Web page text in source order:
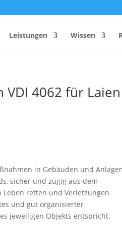
Leistungen Wissen
Rechner
& Ladungssicherung
VDI 4062 für Laien
in Gebäuden und
sicher und zügig aus dem
retten und Verletzungen
und gut organisierter
jeweiligen Objekts entspricht.